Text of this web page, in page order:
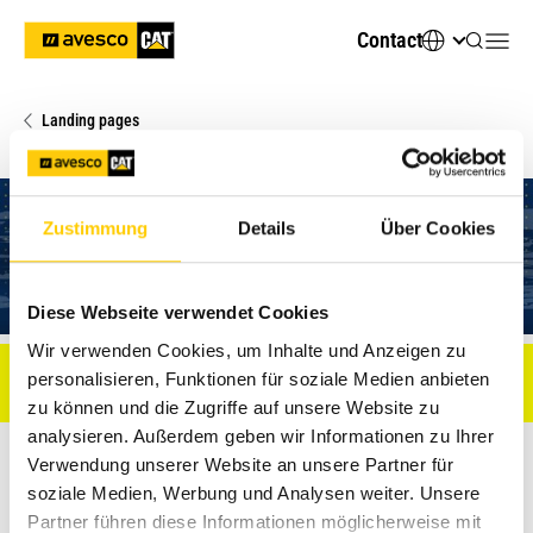
Zustimmung Details Über Cookies
Diese Webseite verwendet Cookies
Wir verwenden Cookies, um Inhalte und Anzeigen zu
personalisieren, Funktionen für soziale Medien anbieten
zu können und die Zugriffe auf unsere Website zu
analysieren. Außerdem geben wir Informationen zu Ihrer
Verwendung unserer Website an unsere Partner für
soziale Medien, Werbung und Analysen weiter. Unsere
Partner führen diese Informationen möglicherweise mit
Contact
Landing pages
Content Element with uid "18145" and type
"container_4_columns" has no rendering definition!
*Finance lease for 3 years with first payment
20 %
Fixed interest rate2,7%
Offer validuntil June 30, 2022, or until the machine is